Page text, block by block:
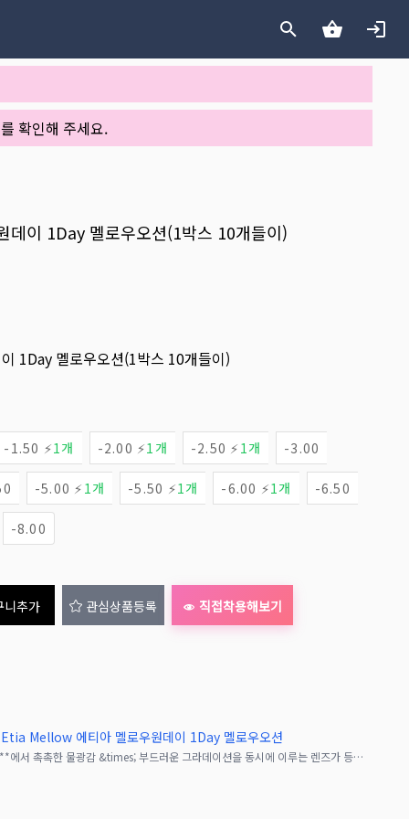
확인해 주세요.
이 1Day 멜로우오션(1박스 10개들이)
1Day 멜로우오션(1박스 10개들이)
-1.50 ⚡1개 -2.00 ⚡1개 -2.50 ⚡ 1개 -3.00
-5.00 ⚡ 1개 -5.50 ⚡1개 -6.00 ⚡1개 -6.50
-8.00
니추가 관심상품등록 직접착용해보기
Etia Mellow 에티아 멜로우원데이 1Day 멜로우오션
인기 고발색 컬러렌즈 **『에티아 원데이』**에서 촉촉한 물광감 &times; 부드러운 그라데이션을 동시에 이루는 렌즈가 등장‼︎착색 직경 13.7mm의 눈동자로, 고발색이지만 내